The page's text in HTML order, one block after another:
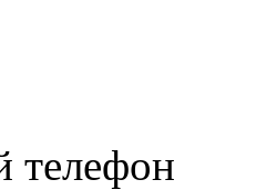
телефон